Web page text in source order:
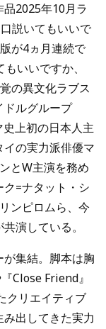
2025年10月ラ
説いてもいいで
が4ヵ月連続で
いいですか、
の異文化ラブス
ドルグループ
上初の日本人主
の実力派俳優マ
とW主演を務め
=ナタット・シ
ンピロムら、今
演している。
集結。脚本は胸
Close Friend』
クリエイティブ
出してきた実力